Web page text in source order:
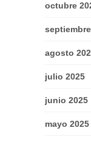
octubre
agosto
julio 2025
junio 2025
mayo 2025